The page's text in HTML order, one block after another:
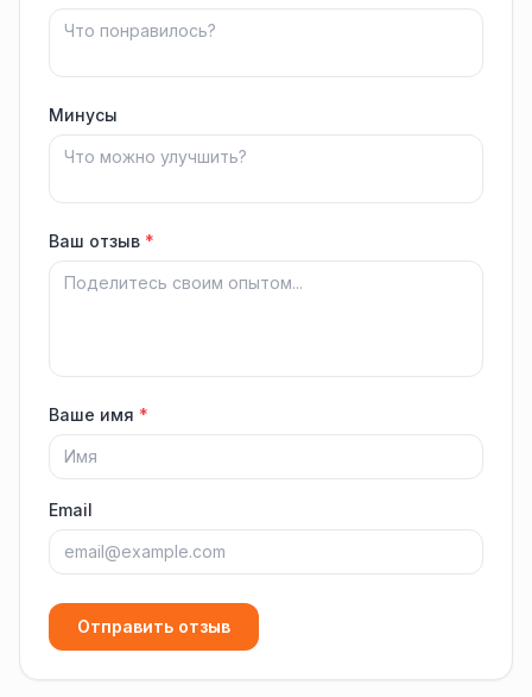
Минусы
Ваш отзыв *
Ваше имя *
Email
Отправить отзыв